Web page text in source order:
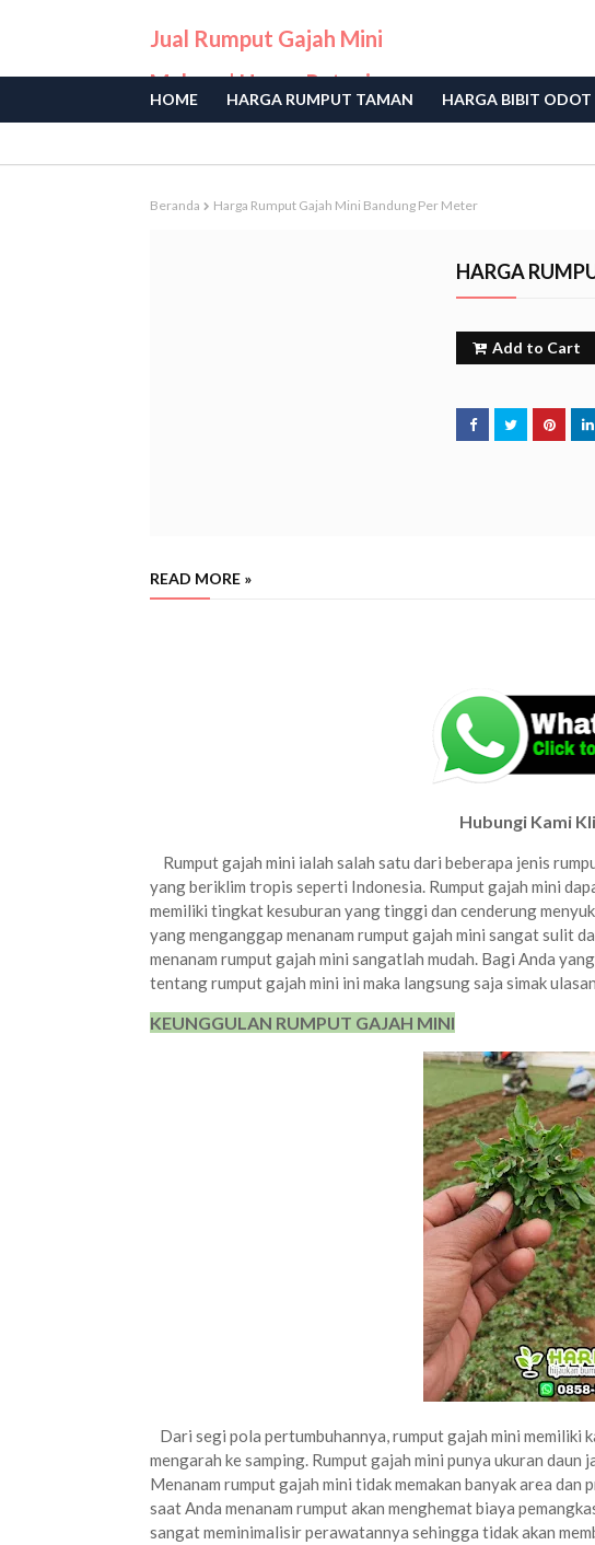
Jual Rumput Gajah Mini
Malang | Harga Petani
Langsung
HOME HARGA RUMPUT TAMAN HARGA BIBIT ODOT
Beranda Harga Rumput Gajah Mini Bandung Per Meter
HARGA
Add to Cart
READ MORE »
Hubungi Kami
Rumput gajah mini ialah salah satu dari beberapa jenis
yang beriklim tropis seperti Indonesia. Rumput gajah mini
memiliki tingkat kesuburan yang tinggi dan cenderung
yang menganggap menanam rumput gajah mini sangat sulit
menanam rumput gajah mini sangatlah mudah. Bagi Anda
tentang rumput gajah mini ini maka langsung saja simak
KEUNGGULAN RUMPUT GAJAH MINI
Dari segi pola pertumbuhannya, rumput gajah mini memiliki
mengarah ke samping. Rumput gajah mini punya ukuran
Menanam rumput gajah mini tidak memakan banyak area dan
saat Anda menanam rumput akan menghemat biaya
sangat meminimalisir perawatannya sehingga tidak akan